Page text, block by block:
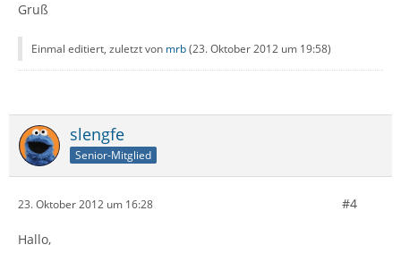
Gruß
Einmal editiert, zuletzt von mrb(23. Oktober 2012 um 19:58)
slengfe
Senior-Mitglied
23. Oktober 2012 um 16:28 #4
Hallo,